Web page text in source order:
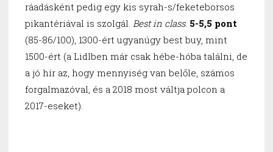
ráadásként pedig egy kis syrah-s/feketeborsos
pikantériával is szolgál. Best in class. 5-5,5 pont
(85-86/100), 1300-ért ugyanúgy best buy, mint
1500-ért (a Lidlben már csak hébe-hóba találni, de
a jó hír az, hogy mennyiség van belőle, számos
forgalmazóval, és a 2018 most váltja polcon a
2017-eseket).